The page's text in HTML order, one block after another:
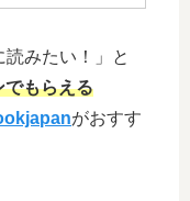
みたい！」と
でもらえる
がおすす